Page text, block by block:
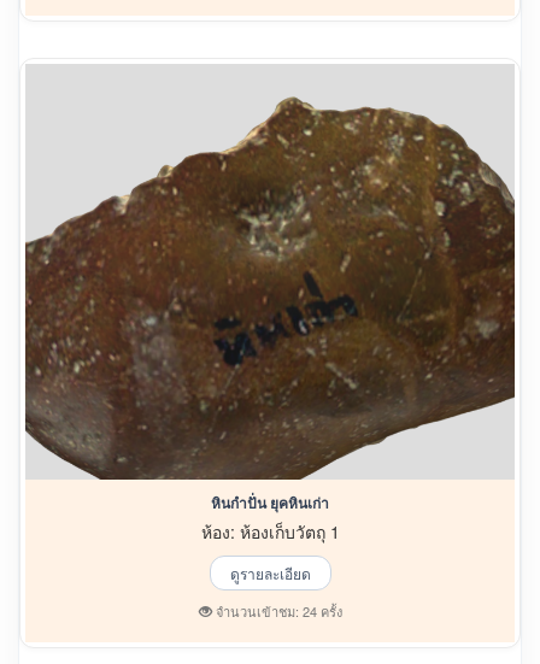
หินกำปั่น ยุคหินเก่า
ห้อง: ห้องเก็บวัตถุ 1
ดูรายละเอียด
จำนวนเข้าชม: 24 ครั้ง